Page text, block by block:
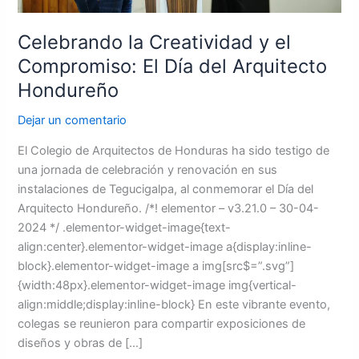
Celebrando la Creatividad y el
Compromiso: El Día del Arquitecto
Hondureño
Dejar un comentario
El Colegio de Arquitectos de Honduras ha sido testigo de
una jornada de celebración y renovación en sus
instalaciones de Tegucigalpa, al conmemorar el Día del
Arquitecto Hondureño. /*! elementor – v3.21.0 – 30-04-
2024 */ .elementor-widget-image{text-
align:center}.elementor-widget-image a{display:inline-
block}.elementor-widget-image a img[src$=”.svg”]
{width:48px}.elementor-widget-image img{vertical-
align:middle;display:inline-block} En este vibrante evento,
colegas se reunieron para compartir exposiciones de
diseños y obras de […]